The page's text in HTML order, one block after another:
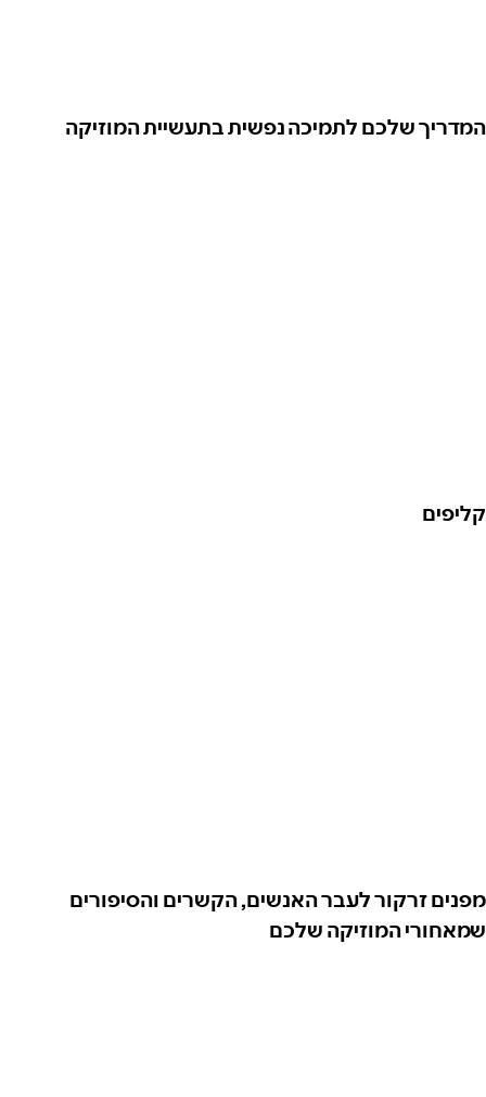
המדריך שלכם לתמיכה נפשית בתעשיית המוזיקה
קליפים
מפנים זרקור לעבר האנשים, הקשרים והסיפורים
שמאחורי המוזיקה שלכם